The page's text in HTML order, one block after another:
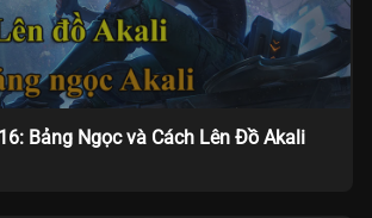
Bảng Ngọc và Cách Lên Đồ Akali